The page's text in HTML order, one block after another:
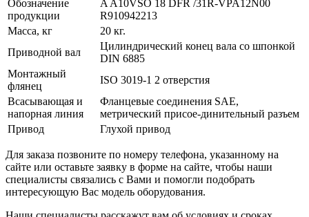
Обозначение
продукции
A A10VSO 18 DFR /31R-VPA12N00
R910942213
Масса, кг
20 кг.
Приводной вал
Цилиндрический конец вала со шпонкой
DIN 6885
Монтажный
флянец
ISO 3019-1 2 отверстия
Всасывающая и
напорная линия
Фланцевые соединения SAE,
метрический присое-динительный разъем
Привод
Глухой привод
Для заказа позвоните по номеру телефона, указанному на
сайте или оставьте заявку в форме на сайте, чтобы наши
специалисты связались с Вами и помогли подобрать
интересующую Вас модель оборудования.